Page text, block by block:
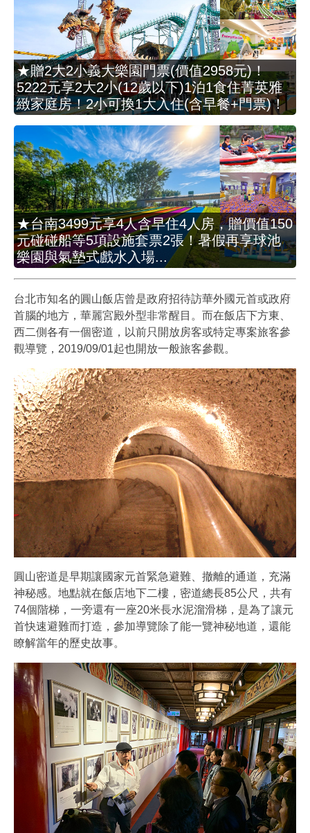
★贈2大2小義大樂園門票(價值2958元)！
5222元享2大2小(12歲以下)1泊1食住菁英雅
緻家庭房！2小可換1大入住(含早餐+門票)！
★台南3499元享4人含早住4人房，贈價值150
元碰碰船等5項設施套票2張！暑假再享球池
樂園與氣墊式戲水入場...
台北市知名的圓山飯店曾是政府招待訪華外國元首或政府
首腦的地方，華麗宮殿外型非常醒目。而在飯店下方東、
西二側各有一個密道，以前只開放房客或特定專案旅客參
觀導覽，2019/09/01起也開放一般旅客參觀。
圓山密道是早期讓國家元首緊急避難、撤離的通道，充滿
神秘感。地點就在飯店地下二樓，密道總長85公尺，共有
74個階梯，一旁還有一座20米長水泥溜滑梯，是為了讓元
首快速避難而打造，參加導覽除了能一覽神秘地道，還能
瞭解當年的歷史故事。